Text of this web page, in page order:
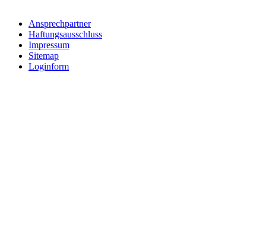
Ansprechpartner
Haftungsausschluss
Impressum
Sitemap
Loginform